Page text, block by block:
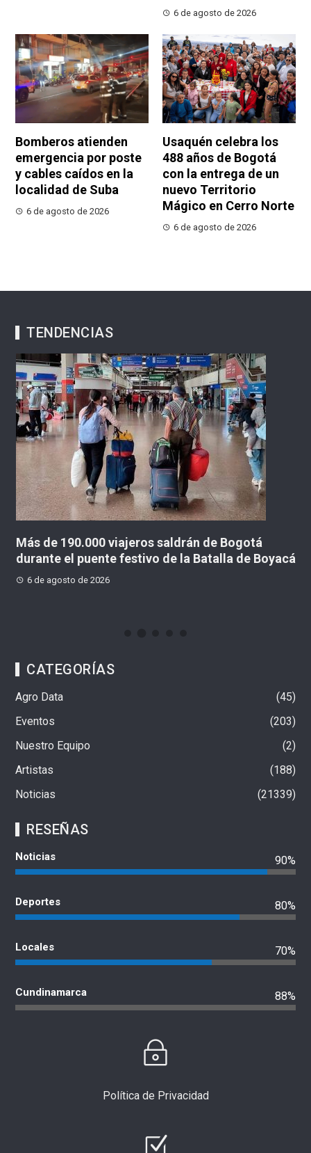
6 de agosto de 2026
Bomberos atienden
emergencia por poste
y cables caídos en la
localidad de Suba
6 de agosto de 2026
Usaquén celebra los
488 años de Bogotá
con la entrega de un
nuevo Territorio
Mágico en Cerro Norte
6 de agosto de 2026
TENDENCIAS
Más de 190.000 viajeros saldrán de Bogotá
durante el puente festivo de la Batalla de Boyacá
6 de agosto de 2026
CATEGORÍAS
Agro Data
45
Eventos
203
Nuestro Equipo
2
Artistas
188
Noticias
21339
RESEÑAS
Noticias 90%
Deportes 80%
Locales 70%
Cundinamarca 88%
Política de Privacidad